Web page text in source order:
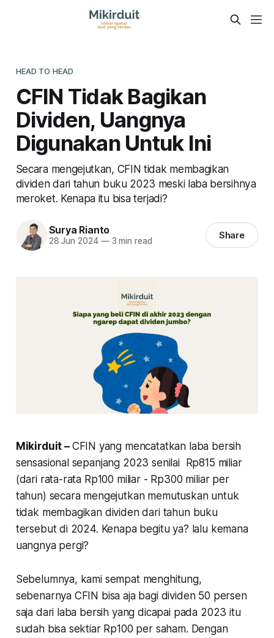
HEAD TO HEAD
CFIN Tidak Bagikan
Dividen, Uangnya
Digunakan Untuk Ini
Secara mengejutkan, CFIN tidak membagikan
dividen dari tahun buku 2023 meski laba bersihnya
meroket. Kenapa itu bisa terjadi?
Surya Rianto
28 Jun 2024 —3 min read Share
Mikirduit – CFIN yang mencatatkan laba bersih
sensasional sepanjang 2023 senilai Rp815 miliar
(dari rata-rata Rp100 miliar - Rp300 miliar per
tahun) secara mengejutkan memutuskan untuk
tidak membagikan dividen dari tahun buku
tersebut di 2024. Kenapa begitu ya? lalu kemana
uangnya pergi?
Sebelumnya, kami sempat menghitung,
sebenarnya CFIN bisa aja bagi dividen 50 persen
saja dari laba bersih yang dicapai pada 2023 itu
sudah bisa sektiar Rp100 per saham. Dengan